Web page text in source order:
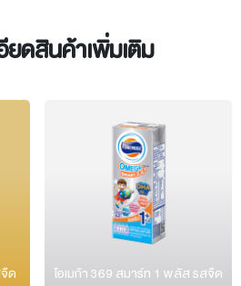
ยดสินค้าเพิ่มเติม
ด โอเมก้า 369 สมาร์ท 1 พลัส รสจืด